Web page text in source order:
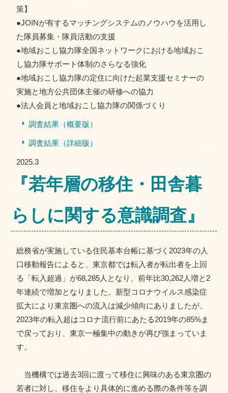
策】
●JOINが有するマッチングシステムのノウハウを活用し
た隊員募集・隊員活動の支援
●地域おこし協力隊全国ネットワークにおける地域おこ
し協力隊サポート体制のさらなる強化
●地域おこし協力隊の定住に向けた起業支援セミナーの
実施と地方公共団体主催の研修への協力
●法人会員と地域おこし協力隊の関係づくり
調査結果（概要版）
調査結果（詳細版）
2025.3
『若年層の移住・田舎暮
らしに関する意識調査』
総務省が実施している住民基本台帳に基づく2023年の人
口移動報告によると、東京都では転入者が転出者を上回
る「転入超過」が68,285人となり、前年比30,262人増と2
年連続で増加となりました。新型コロナウイルス感染症
拡大により東京圏への流入は減少傾向にありましたが、
2023年の転入超はコロナ流行前にあたる2019年の85%ま
で戻っており、東京一極集中の動きが再び強まっていま
す。
当機構では過去3回に渡って移住に興味のある東京圏の
若者に対し、移住をより具体的に進める際の条件等を調